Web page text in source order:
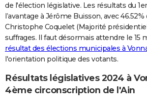
Dictionnaire
Biographies
Citations
Expressions
Proverbes
PROGRAMME TV
COPAINS D'AVANT
S'inscrire
Se connecter
Lycées
Collèges
Primaires
Universités
Entreprises
Service militaire
Avis de recherche
AVIS DE DÉCÈS
de l'élection législative. Les résultats du
l’avantage à Jérôme Buisson, avec
Christophe Coquelet (Majorité
suffrages. Il faut désormais attendre le 15
résultat des élections municipales à
l'orientation politique des votants.
Résultats législatives 2024 à
4ème circonscription de l'Ain